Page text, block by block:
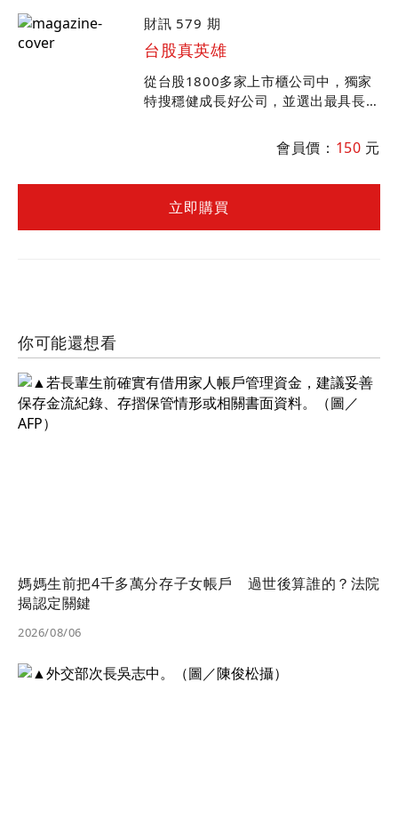
財訊 579 期
台股真英雄
從台股1800多家上市櫃公司中，獨家
特搜穩健成長好公司，並選出最具長線
會員價： 150 元
立即購買
你可能還想看
媽媽生前把4千多萬分存子女帳戶 過世後算誰的？法院
揭認定關鍵
2026/08/06